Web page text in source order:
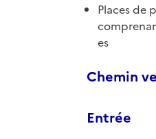
Places de
es
Chemin
Entrée